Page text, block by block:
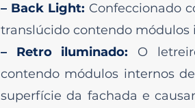
– Back Light: Confeccionado
translúcido contendo módulos
– Retro iluminado: O
contendo módulos internos
superfície da fachada e